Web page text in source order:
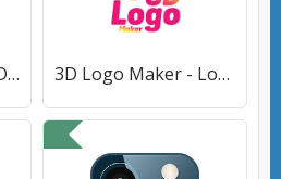
Logo Maker, Logo Designer 3D Logo Maker - Logo Creator